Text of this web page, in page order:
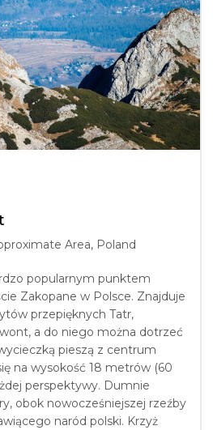
Area, Poland
popularnym punktem
Zakopane w Polsce. Znajduje
przepięknych Tatr,
a do niego można dotrzeć
pieszą z centrum
na wysokość 18 metrów (60
perspektywy. Dumnie
obok nowocześniejszej rzeźby
naród polski. Krzyż